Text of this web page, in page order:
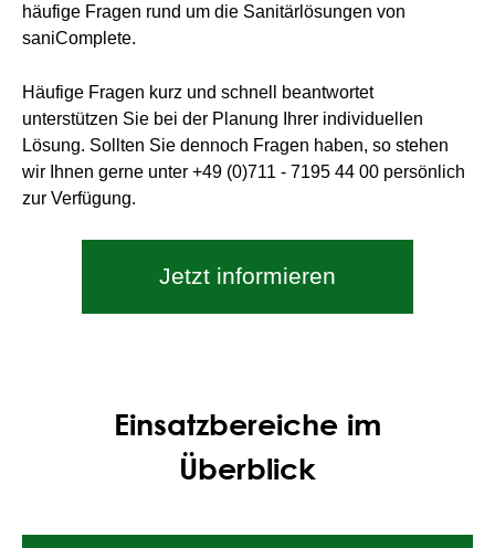
häufige Fragen rund um die Sanitärlösungen von
saniComplete.
Häufige Fragen kurz und schnell beantwortet
unterstützen Sie bei der Planung Ihrer individuellen
Lösung. Sollten Sie dennoch Fragen haben, so stehen
wir Ihnen gerne unter +49 (0)711 - 7195 44 00 persönlich
zur Verfügung.
Jetzt informieren
Einsatzbereiche im
Überblick